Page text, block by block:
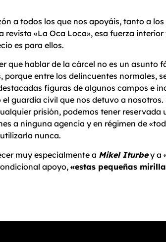
a todos los que nos apoyáis, tanto a
«La Oca Loca», esa fuerza
es para ellos.
que hablar de la cárcel no es un asunto
porque entre los delincuentes normales,
figuras de algunos campos e
guardia civil que nos detuvo a
prisión, podemos tener
a ninguna agencia y en régimen de
nunca.
muy especialmente a Mikel Iturbey a
apoyo, «estas pequeñas